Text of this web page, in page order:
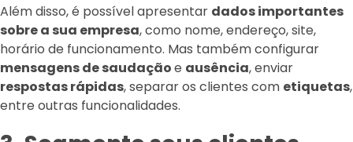
Além disso, é possível apresentar dados importantes
sobre a sua empresa, como nome, endereço, site,
horário de funcionamento. Mas também configurar
mensagens de saudaçãoe ausência, enviar
respostas rápidas, separar os clientes com etiquetas,
entre outras funcionalidades.